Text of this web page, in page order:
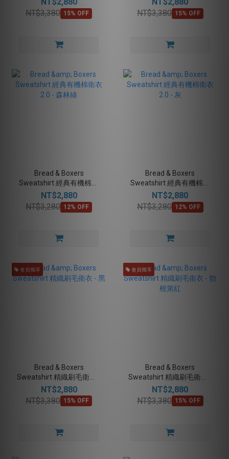
NT$3,380 15% OFF
NT$3,380 15% OFF
Bread & Boxers
Sweatshirt 經典有機棉衛
衣 2.0 - 森林綠
NT$2,880
NT$3,280 12% OFF
Bread & Boxers
Sweatshirt 經典有機棉衛
衣 2.0 - 灰
NT$2,880
NT$3,280 12% OFF
會員獨享
Bread & Boxers
Sweatshirt 精織刷毛衛衣 -
黑
NT$2,880
NT$3,380 15% OFF
會員獨享
Bread & Boxers
Sweatshirt 精織刷毛衛衣 -
勃根第紅
NT$2,880
NT$3,380 15% OFF